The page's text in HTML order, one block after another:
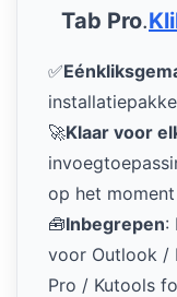
Tab Pro.
✅
🚀Klaar voor
op het
🧰Inbegrepen:
voor Outlook /
Pro / Kutools